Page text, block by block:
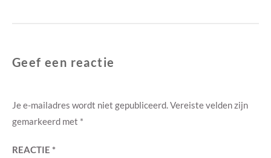
Geef een reactie
Je e-mailadres wordt niet gepubliceerd.Vereiste velden zijn
gemarkeerd met *
REACTIE *